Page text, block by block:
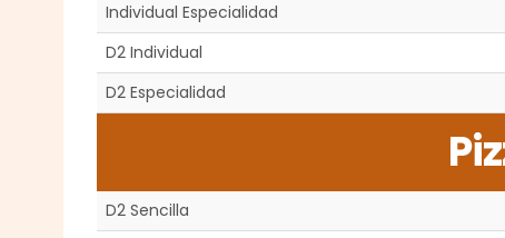
Individual Especialidad
D2 Individual
D2 Especialidad
D2 Sencilla